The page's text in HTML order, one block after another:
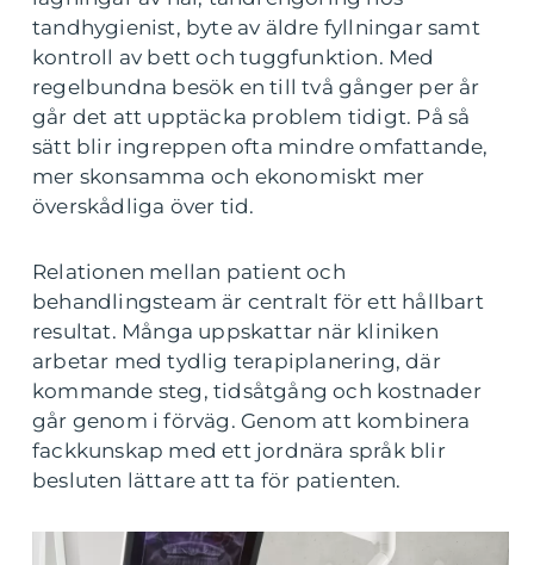
tandhygienist, byte av äldre fyllningar samt
kontroll av bett och tuggfunktion. Med
regelbundna besök en till två gånger per år
går det att upptäcka problem tidigt. På så
sätt blir ingreppen ofta mindre omfattande,
mer skonsamma och ekonomiskt mer
överskådliga över tid.
Relationen mellan patient och
behandlingsteam är centralt för ett hållbart
resultat. Många uppskattar när kliniken
arbetar med tydlig terapiplanering, där
kommande steg, tidsåtgång och kostnader
går genom i förväg. Genom att kombinera
fackkunskap med ett jordnära språk blir
besluten lättare att ta för patienten.